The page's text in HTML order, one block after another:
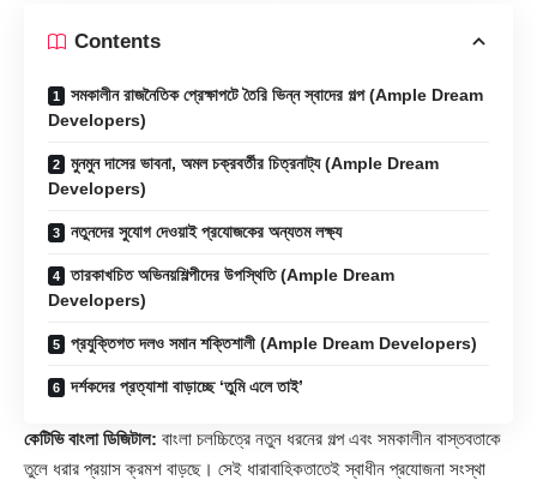
Contents
সমকালীন রাজনৈতিক প্রেক্ষাপটে তৈরি ভিন্ন স্বাদের গল্প (Ample Dream
Developers)
মুনমুন দাসের ভাবনা, অমল চক্রবর্তীর চিত্রনাট্য (Ample Dream
Developers)
নতুনদের সুযোগ দেওয়াই প্রযোজকের অন্যতম লক্ষ্য
তারকাখচিত অভিনয়শিল্পীদের উপস্থিতি (Ample Dream
Developers)
প্রযুক্তিগত দলও সমান শক্তিশালী (Ample Dream Developers)
দর্শকদের প্রত্যাশা বাড়াচ্ছে ‘তুমি এলে তাই’
কেটিভি বাংলা ডিজিটাল: বাংলা চলচ্চিত্রে নতুন ধরনের গল্প এবং সমকালীন বাস্তবতাকে
তুলে ধরার প্রয়াস ক্রমশ বাড়ছে। সেই ধারাবাহিকতাতেই স্বাধীন প্রযোজনা সংস্থা